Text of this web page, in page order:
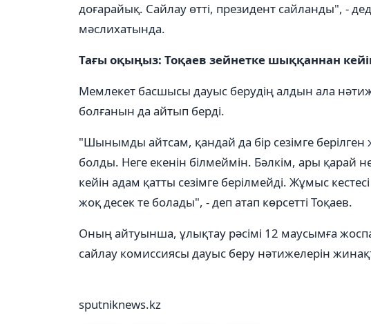
доғарайық. Сайлау өтті, президент сайланды", -
мәслихатында.
Тағы оқыңыз: Тоқаев зейнетке шыққаннан
Мемлекет басшысы дауыс берудің алдын ала
болғанын да айтып берді.
"Шынымды айтсам, қандай да бір сезімге
болды. Неге екенін білмеймін. Бәлкім, ары қарай
кейін адам қатты сезімге берілмейді. Жұмыс
жоқ десек те болады", - деп атап көрсетті Тоқаев.
Оның айтуынша, ұлықтау рәсімі 12 маусымға
сайлау комиссиясы дауыс беру нәтижелерін
sputniknews.kz